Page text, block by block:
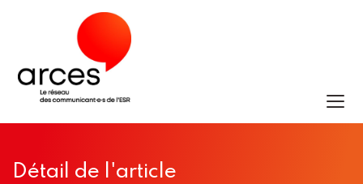
Détail de l'article